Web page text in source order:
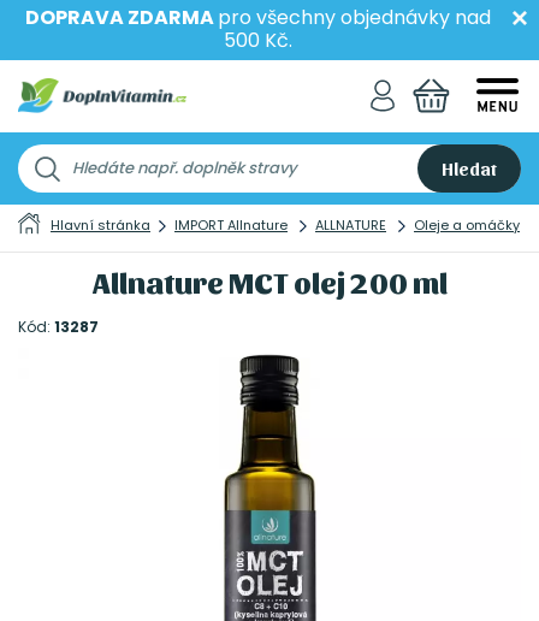
DOPRAVA ZDARMApro všechny objednávky nad
500 Kč.
Hledat
Hlavní stránka IMPORT Allnature ALLNATURE Oleje a omáčky
Allnature MCT olej 200 ml
Kód: 13287